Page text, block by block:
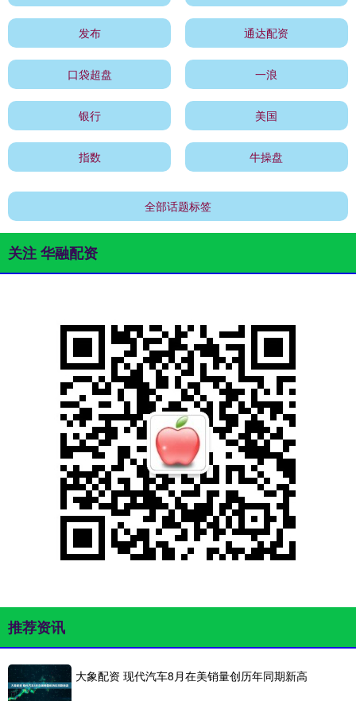
发布 通达配资
口袋超盘 一浪
银行 美国
指数 牛操盘
全部话题标签
关注 华融配资
推荐资讯
大象配资 现代汽车8月在美销量创历年同期新高